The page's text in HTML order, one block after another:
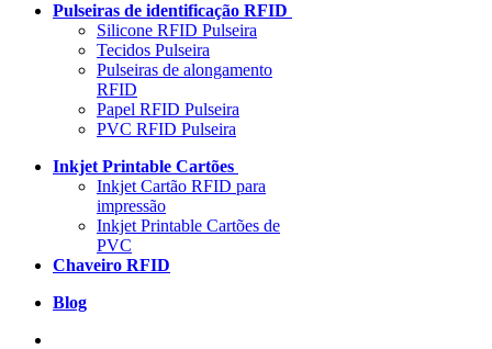
Pulseiras de identificação RFID
Silicone RFID Pulseira
Tecidos Pulseira
Pulseiras de alongamento
RFID
Papel RFID Pulseira
PVC RFID Pulseira
Inkjet Printable Cartões
Inkjet Cartão RFID para
impressão
Inkjet Printable Cartões de
PVC
Chaveiro RFID
Blog